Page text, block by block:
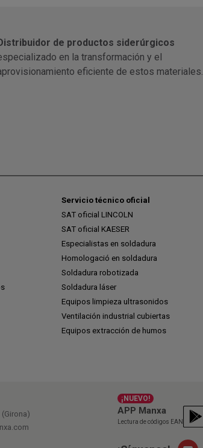
de productos siderúrgicos
en la transformación y el
eficiente de estos materiales.
Servicio técnico oficial
SAT oficial LINCOLN
SAT oficial KAESER
Especialistas en soldadura
Homologació en soldadura
Soldadura robotizada
Soldadura láser
Equipos limpieza ultrasonidos
Ventilación industrial cubiertas
Equipos extracción de humos
(Girona)
¡NUEVO!
APP Manxa
Lectura de códigos EAN